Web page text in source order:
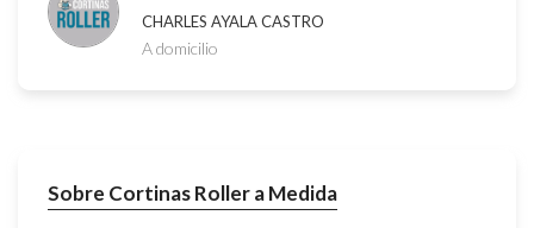
CHARLES AYALA CASTRO
A domicilio
Sobre Cortinas Roller a Medida